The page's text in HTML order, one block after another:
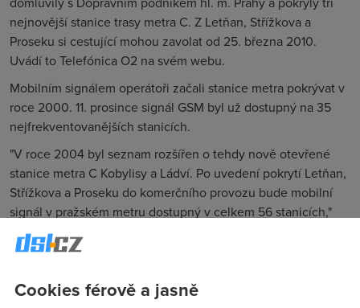
nejnovější stanice trasy metra C. Z Letňan, Střížkova a
Proseku si cestující mohou zavolat od 25. března 2010.
Uvádí to Telefónica O2 na svém webu.
Mobilním signálem operátoři začali stanice metra pokrývat v
roce 2000. 11. prosince signál GSM byl už dostupný na 35
nejfrekventovanějších stanicích.
"V roce 2004 byl seznam rozšířen o tehdy nově otevřené
stanice metra C Kobylisy a Ládví. Po uvedení pokrytí Letňan,
Střížkova a Proseku do komerčního provozu bude mobilní
signál v pražském metru dostupný v celkem 56 stanicích,"
uvádí operátor.
Server iDnes.cz možná bude zpoplatněn
Mediální skupina Mafra, jež mj. provozuje server iDnes.cz,
Cookies férově a jasně